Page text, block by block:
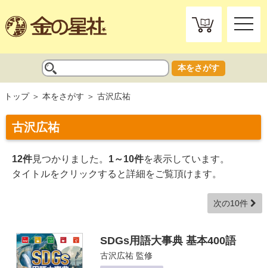
toggle
本をさがす
トップ 本をさがす 古沢広祐
古沢広祐
12件見つかりました。 1～10件を表示しています。
タイトルをクリックすると詳細をご覧頂けます。
次の10件
SDGs用語大事典 基本400語
古沢広祐 監修